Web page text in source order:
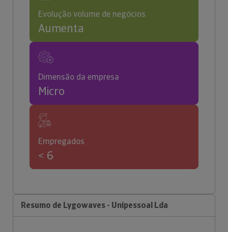
Evolução volume de negócios
Aumenta
Dimensão da empresa
Micro
Empregados
< 6
Resumo de Lygowaves - Unipessoal Lda